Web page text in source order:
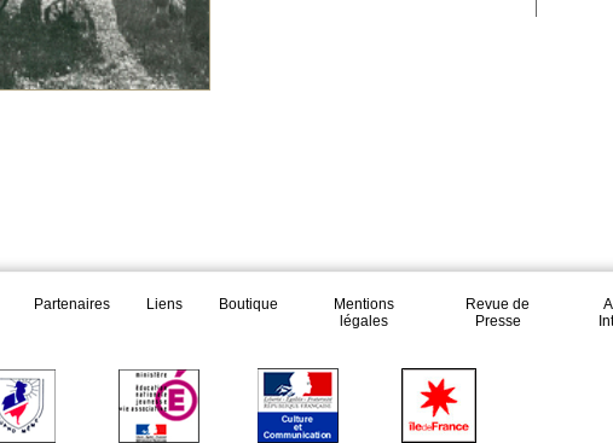
Partenaires Liens Boutique
Mentions
légales
Revue de
Presse